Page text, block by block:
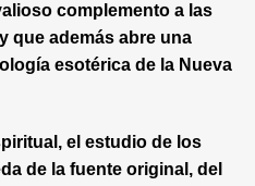
complemento a las
que además abre una
esotérica de la Nueva
el estudio de los
de la fuente original, del